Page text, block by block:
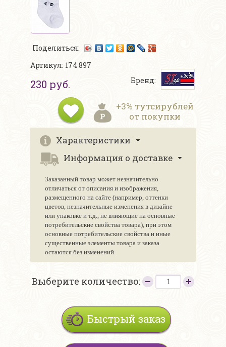
Поделиться:
Артикул: 174 897
230 руб. Бренд:
+3% тутсирублей
от покупки
Характеристики
Информация о доставке
Заказанный товар может незначительно
отличаться от описания и изображения,
размещенного на сайте (например, оттенки
цветов, незначительные изменения в дизайне
или упаковке и т.д., не влияющие на основные
потребительские свойства товара), при этом
основные потребительские свойства и иные
существенные элементы товара и заказа
остаются без изменений.
Выберите количество:
Быстрый заказ